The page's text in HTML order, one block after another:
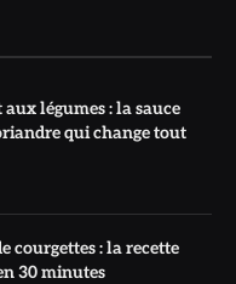
légumes : la sauce
qui change tout
courgettes : la recette
30 minutes